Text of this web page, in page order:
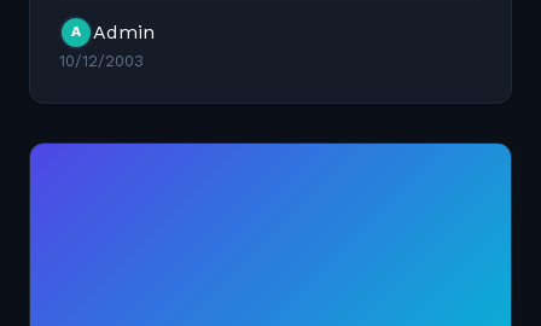
como configurar os 2? e 3? bot?o...
A Admin
10/12/2003